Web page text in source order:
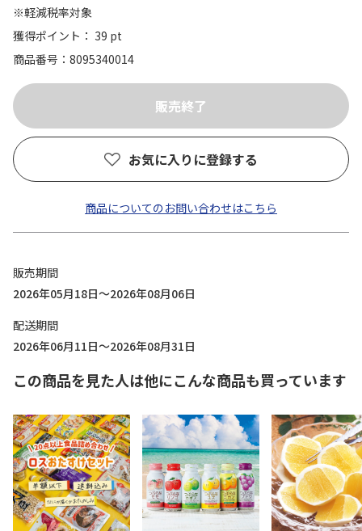
※軽減税率対象
獲得ポイント： 39 pt
商品番号
8095340014
お気に入りに登録する
商品についてのお問い合わせはこちら
販売期間
2026年05月18日～2026年08月06日
配送期間
2026年06月11日～2026年08月31日
この商品を見た人は他にこんな商品も買っています